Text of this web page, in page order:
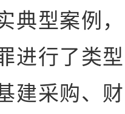
典型案例
进行了类
建采购、